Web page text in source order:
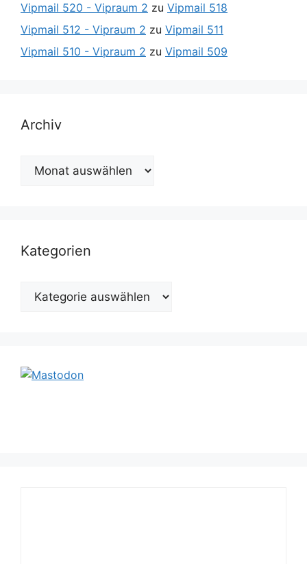
Vipmail 520 - Vipraum 2 zu Vipmail 518
Vipmail 512 - Vipraum 2 zu Vipmail 511
Vipmail 510 - Vipraum 2 zu Vipmail 509
Archiv
Archiv
Kategorien
Kategorien